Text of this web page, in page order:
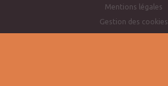
Mentions légales
Gestion des cookies